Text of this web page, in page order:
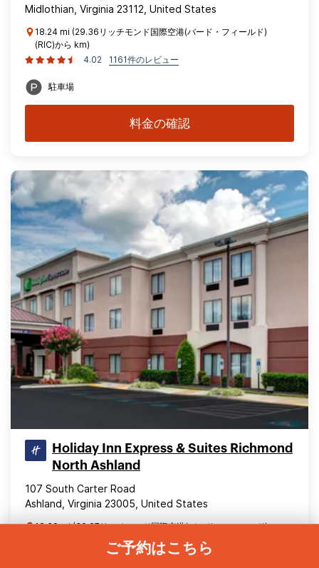
ご予約はこちら
Midlothian, Virginia 23112, United States
18.24 mi (29.36リッチモンド国際空港(バード・フィールド)
(RIC)から km)
4.02
1161件のレビュー
駐車場
料金の確認
Holiday Inn Express & Suites Richmond
North Ashland
107 South Carter Road
Ashland, Virginia 23005, United States
18.69 mi (30.07リッチモンド国際空港(バード・フィールド)
1633件のレビュー